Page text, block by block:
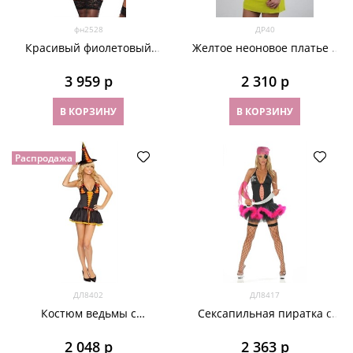
фн2528
Красивый фиолетовый
брюнетки
3 959 р
В КОРЗИНУ
ДР40
Желтое неоновое платье с
воланами
2 310 р
В КОРЗИНУ
Распродажа
ДЛ8402
Костюм ведьмы с
2 048 р
ДЛ8417
Сексапильная пиратка с
2 363 р